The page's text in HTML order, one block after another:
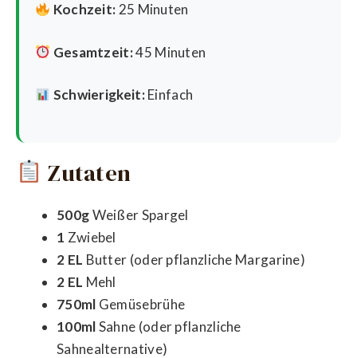
Kochzeit: 25 Minuten
Gesamtzeit:45 Minuten
Schwierigkeit:Einfach
Zutaten
500gWeißer Spargel
1 Zwiebel
2 EL Butter (oder pflanzliche Margarine)
2 EL Mehl
750ml Gemüsebrühe
100mlSahne (oder pflanzliche
Sahnealternative)